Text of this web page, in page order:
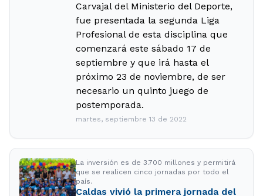
Carvajal del Ministerio del Deporte,
fue presentada la segunda Liga
Profesional de esta disciplina que
comenzará este sábado 17 de
septiembre y que irá hasta el
próximo 23 de noviembre, de ser
necesario un quinto juego de
postemporada.
martes, septiembre 13 de 2022
La inversión es de 3.700 millones y permitirá
que se realicen cinco jornadas por todo el
país.
Caldas vivió la primera jornada del